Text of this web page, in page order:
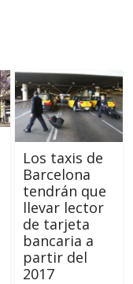
Los taxis de
Barcelona
tendrán que
llevar lector
de tarjeta
bancaria a
partir del
2017